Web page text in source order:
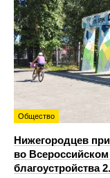
Общество
Нижегородцев
во
благоустройства